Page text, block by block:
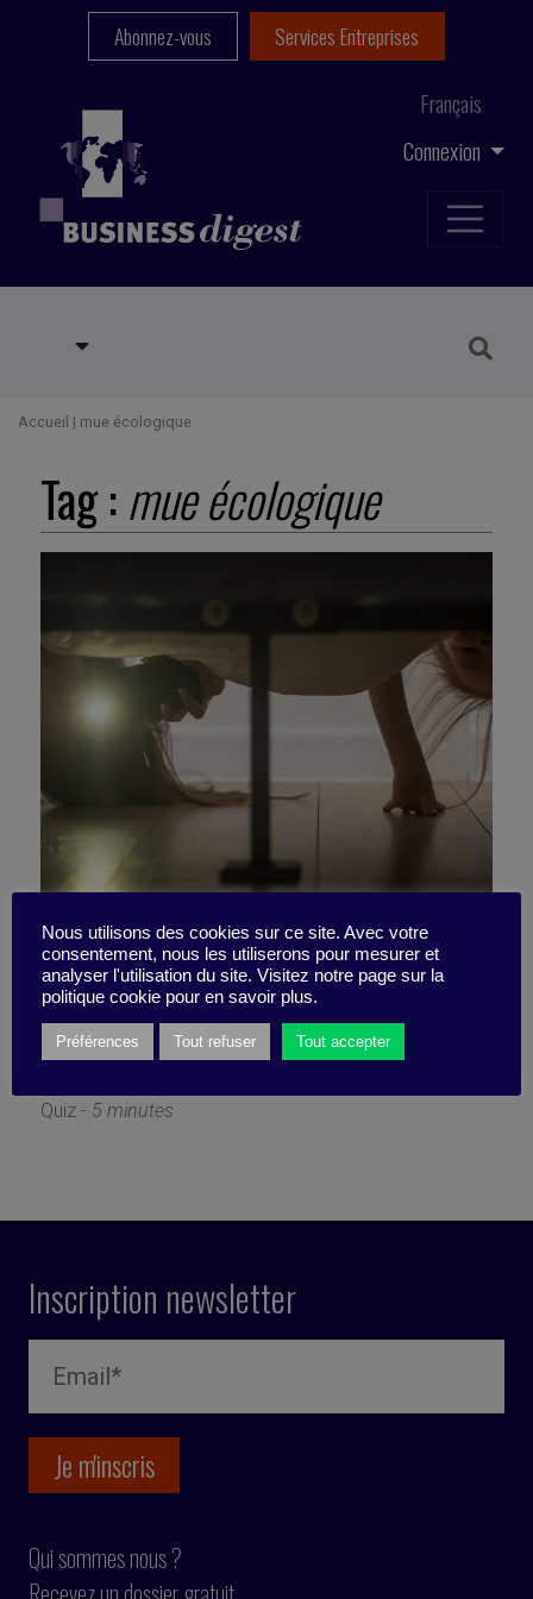
Connexion
Français
Abonnez-vous Services Entreprises
Accueil | mue écologique
Tag :mue écologique
5 questions clés sur la
(dé)croissance
Quiz - 5 minutes
Inscription newsletter
Qui sommes nous ?
Nous utilisons des cookies sur ce site. Avec votre
consentement, nous les utiliserons pour mesurer et
analyser l'utilisation du site. Visitez notre page sur la
politique cookie pour en savoir plus.
Préférences Tout refuser Tout accepter